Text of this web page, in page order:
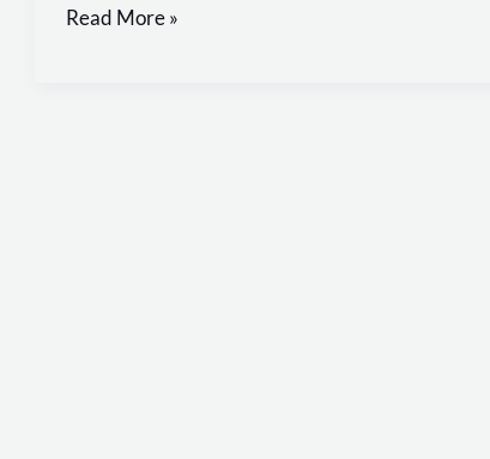
Read More »